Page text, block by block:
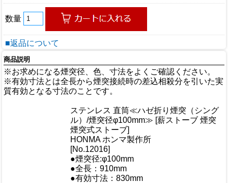
数量
■返品について
商品説明
※お求めになる煙突径、色、寸法をよくご確認ください。
※有効寸法とは全長から煙突接続時の差込相殺分を引いた実
質有効となる寸法のことです。
ステンレス 直筒≪ハゼ折り煙突（シング
ル）/煙突径φ100mm≫ [薪ストーブ 煙突
煙突式ストーブ]
HONMA ホンマ製作所
[No.12016]
●煙突径:φ100mm
●全長：910mm
●有効寸法：830mm